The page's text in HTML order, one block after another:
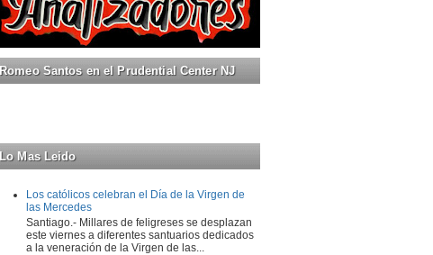
Romeo Santos en el Prudential Center NJ
Lo Mas Leido
Los católicos celebran el Día de la Virgen de
las Mercedes
Santiago.- Millares de feligreses se desplazan
este viernes a diferentes santuarios dedicados
a la veneración de la Virgen de las...